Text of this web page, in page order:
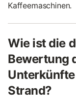
Kaffeemaschinen.
Wie ist die
Bewertung
Strand?